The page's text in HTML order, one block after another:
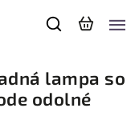
lampa so
odolné